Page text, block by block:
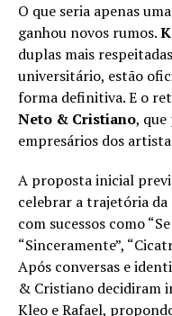
O que seria apenas
ganhou novos rumos.
duplas mais
universitário, estão
forma definitiva. E o
Neto & Cristiano, que
empresários dos
A proposta inicial
celebrar a trajetória da
com sucessos como
“Sinceramente”,
Após conversas e
& Cristiano decidiram
Kleo e Rafael,